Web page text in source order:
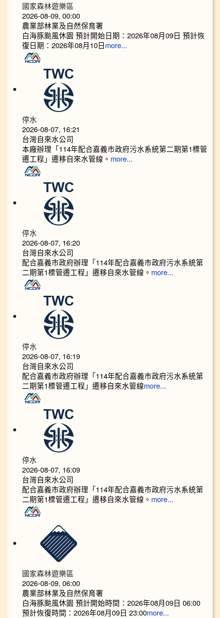
國家森林遊樂區
2026-08-09, 00:00
農業部林業及自然保育署
白海豚颱風休園 預計開始日期：2026年08月09日 預計恢
復日期：2026年08月10日 more...
停水
2026-08-07, 16:21
台灣自來水公司
本廠辦理「114年配合嘉義市政府污水系統第二期第1標管
遷工程」遷移自來水管線。 more...
停水
2026-08-07, 16:20
台灣自來水公司
配合嘉義市政府辦理「114年配合嘉義市政府污水系統第
二期第1標管遷工程」遷移自來水管線。 more...
停水
2026-08-07, 16:19
台灣自來水公司
配合嘉義市政府辦理「114年配合嘉義市政府污水系統第
二期第1標管遷工程」遷移自來水管線more...
停水
2026-08-07, 16:09
台灣自來水公司
配合嘉義市政府辦理「114年配合嘉義市政府污水系統第
二期第1標管遷工程」遷移自來水管線。 more...
國家森林遊樂區
2026-08-09, 06:00
農業部林業及自然保育署
白海豚颱風休園 預計開始時間：2026年08月09日 06:00
預計恢復時間：2026年08月09日 23:00more...